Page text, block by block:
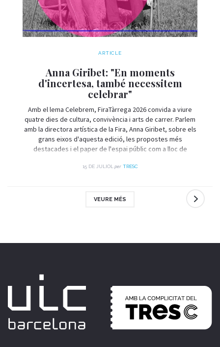
ARTICLE
Anna Giribet: "En moments
d'incertesa, també necessitem
celebrar"
Amb el lema Celebrem, FiraTàrrega 2026 convida a viure
quatre dies de cultura, convivència i arts de carrer. Parlem
amb la directora artística de la Fira, Anna Giribet, sobre els
grans eixos d'aquesta edició, les propostes més
destacades i el paper de l'espai públic com a lloc de
15 DE JULIOL per TRESC
VEURE MÉS